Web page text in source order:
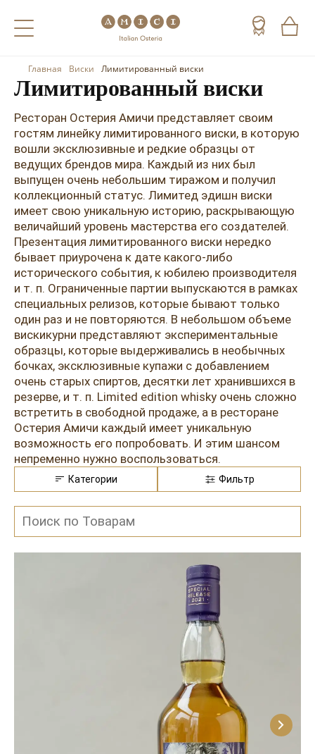
Назад
Холодные напитки
Чай
Кофе
Назад
Вино
Шампанское
Игристое вино
Портвейн
Херес
Красные вина
Белые вина
Розовые вина
Итальянские вина
Французские вина
Испанские вина
Назад
Виски
Коньяк
Арманьяк
Текила
Мескаль
Кальвадос
Джин
Ром
Граппа
Водка
Саке
Пиво
Главная Виски Лимитированный виски
Лимитированный виски
Ресторан Остерия Амичи представляет своим
гостям линейку лимитированного виски, в которую
вошли эксклюзивные и редкие образцы от
ведущих брендов мира. Каждый из них был
выпущен очень небольшим тиражом и получил
коллекционный статус. Лимитед эдишн виски
имеет свою уникальную историю, раскрывающую
величайший уровень мастерства его создателей.
Презентация лимитированного виски нередко
бывает приурочена к дате какого-либо
исторического события, к юбилею производителя
и т. п. Ограниченные партии выпускаются в рамках
специальных релизов, которые бывают только
один раз и не повторяются. В небольшом объеме
вискикурни представляют экспериментальные
образцы, которые выдерживались в необычных
бочках, эксклюзивные купажи с добавлением
очень старых спиртов, десятки лет хранившихся в
резерве, и т. п. Limited edition whisky очень сложно
встретить в свободной продаже, а в ресторане
Остерия Амичи каждый имеет уникальную
возможность его попробовать. И этим шансом
непременно нужно воспользоваться.
Категории Фильтр